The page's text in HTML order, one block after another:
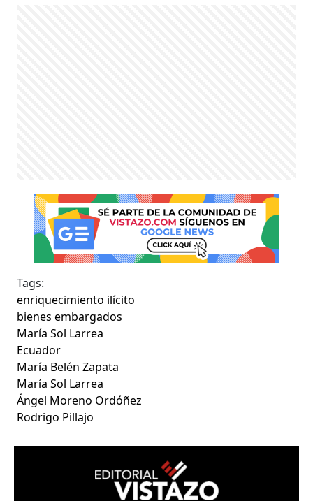
Tags:
enriquecimiento ilícito
bienes embargados
María Sol Larrea
Ecuador
María Belén Zapata
María Sol Larrea
Ángel Moreno Ordóñez
Rodrigo Pillajo